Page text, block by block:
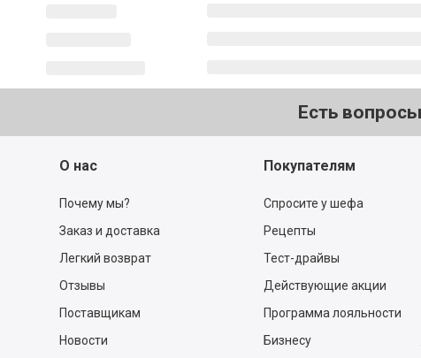
Есть
О нас
Почему мы?
Заказ и доставка
Легкий возврат
Отзывы
Поставщикам
Новости
Покупателям
Спросите у шефа
Рецепты
Тест-драйвы
Действующие акции
Программа лояльности
Бизнесу